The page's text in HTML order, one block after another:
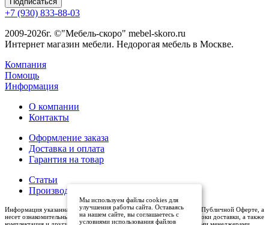
+7 (930) 833-88-03
2009-2026г. ©"Мебель-скоро" mebel-skoro.ru
Интернет магазин мебели. Недорогая мебель в Москве.
Компания
Помощь
Информация
О компании
Контакты
Оформление заказа
Доставка и оплата
Гарантия на товар
Статьи
Производители
Информация указанная на сайте (описания и цены), не относится к Публичной Оферте, а
несет ознакомительный характер. Окончательная цена, условия и сроки доставки, а также
Мы используем файлы cookies для
улучшения работы сайта. Оставаясь
на нашем сайте, вы соглашаетесь с
условиями использования файлов